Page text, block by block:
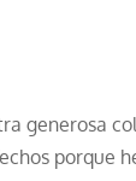
generosa
porque